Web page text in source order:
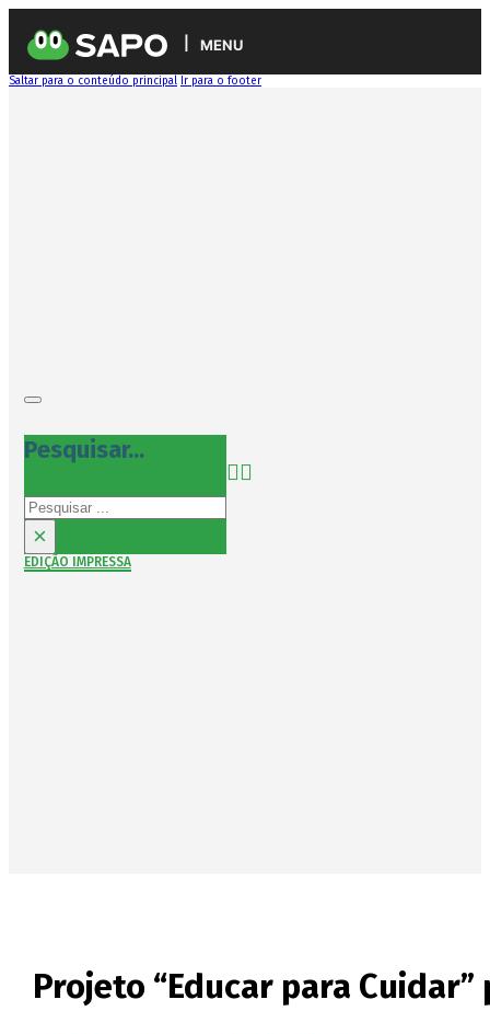
MENU
Saltar para o conteúdo principal Ir para o footer
Pesquisar...
Pesquisar
×
EDIÇÃO IMPRESSA
Projeto “Educar para